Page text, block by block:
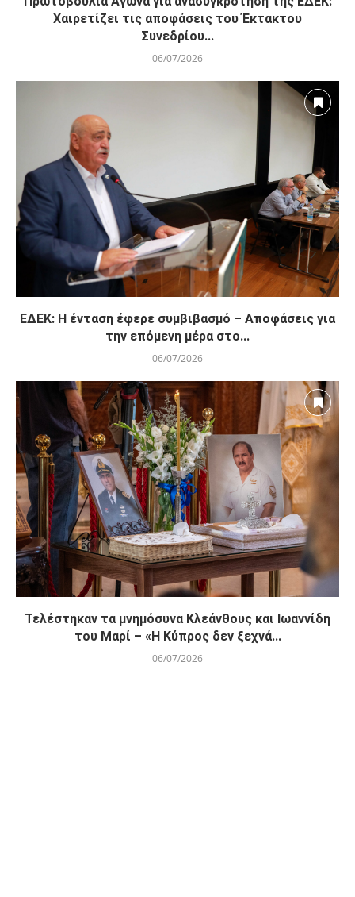
Χαιρετίζει τις αποφάσεις του Έκτακτου
Συνεδρίου...
06/07/2026
ΕΔΕΚ: Η ένταση έφερε συμβιβασμό – Αποφάσεις για
την επόμενη μέρα στο...
06/07/2026
Τελέστηκαν τα μνημόσυνα Κλεάνθους και Ιωαννίδη
του Μαρί – «Η Κύπρος δεν ξεχνά...
06/07/2026